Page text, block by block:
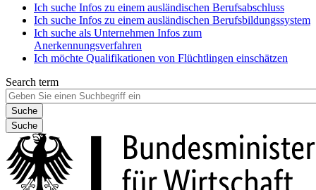
Ich suche Infos zu einem ausländischen Berufsabschluss
Ich suche Infos zu einem ausländischen Berufsbildungssystem
Ich suche als Unternehmen Infos zum
Anerkennungsverfahren
Ich möchte Qualifikationen von Flüchtlingen einschätzen
Search term
Suche